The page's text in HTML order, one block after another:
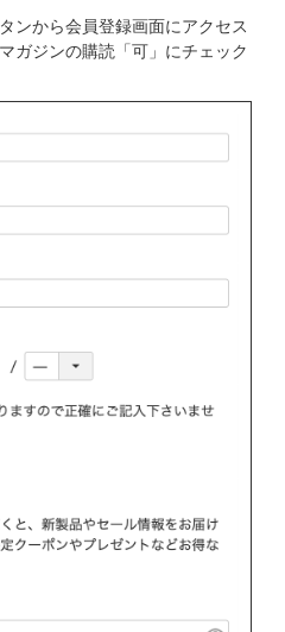
ンから会員登録画面にアクセス
ガジンの購読「可」にチェック